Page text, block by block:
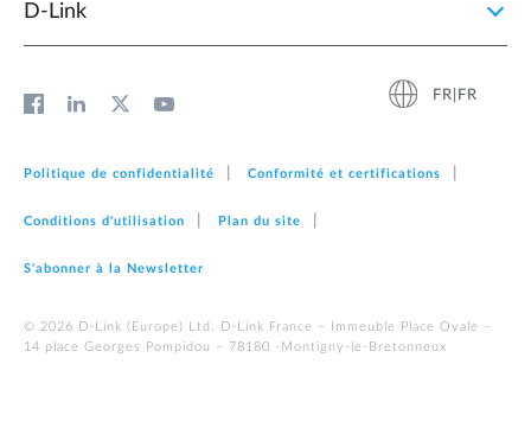
D‑Link
FR|FR
Politique de confidentialité Conformité et certifications
Conditions d'utilisation Plan du site
S'abonner à la Newsletter
© 2026 D‑Link (Europe) Ltd. D-Link France – Immeuble Place Ovale –
14 place Georges Pompidou – 78180 -Montigny-le-Bretonneux